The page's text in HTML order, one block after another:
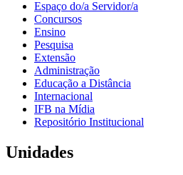
Espaço do/a Servidor/a
Concursos
Ensino
Pesquisa
Extensão
Administração
Educação a Distância
Internacional
IFB na Mídia
Repositório Institucional
Unidades